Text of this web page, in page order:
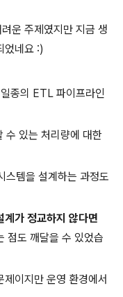
운 주제였지만 지금 생
었네요 :)
종의 ETL 파이프라인
수 있는 처리량에 대한
템을 설계하는 과정도
계가 정교하지 않다면
점도 깨달을 수 있었습
이지만 운영 환경에서